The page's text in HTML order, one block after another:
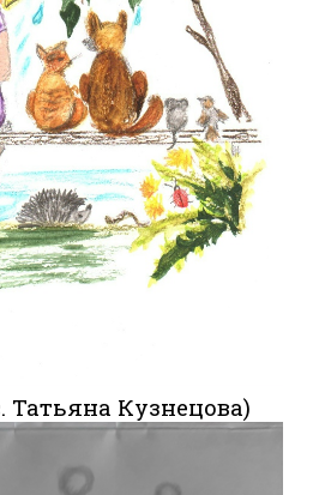
Кузнецова)